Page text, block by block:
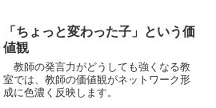
「ちょっと変わった子」という価
値観
教師の発言力がどうしても強くなる教
室では、教師の価値観がネットワーク形
成に色濃く反映します。